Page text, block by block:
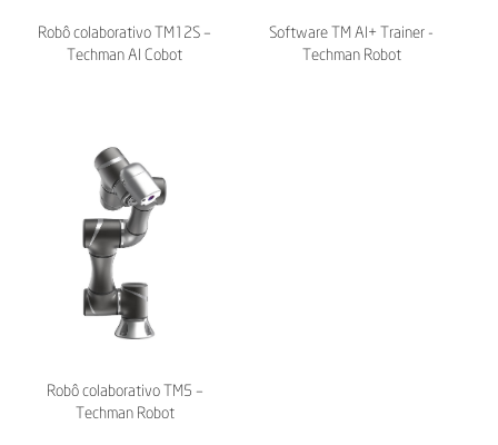
Robô colaborativo TM12S –
Techman AI Cobot
Software TM AI+ Trainer -
Techman Robot
Robô colaborativo TM5 –
Techman Robot